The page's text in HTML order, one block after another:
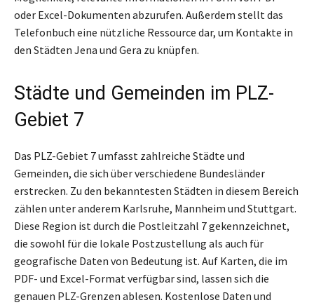
oder Excel-Dokumenten abzurufen. Außerdem stellt das
Telefonbuch eine nützliche Ressource dar, um Kontakte in
den Städten Jena und Gera zu knüpfen.
Städte und Gemeinden im PLZ-
Gebiet 7
Das PLZ-Gebiet 7 umfasst zahlreiche Städte und
Gemeinden, die sich über verschiedene Bundesländer
erstrecken. Zu den bekanntesten Städten in diesem Bereich
zählen unter anderem Karlsruhe, Mannheim und Stuttgart.
Diese Region ist durch die Postleitzahl 7 gekennzeichnet,
die sowohl für die lokale Postzustellung als auch für
geografische Daten von Bedeutung ist. Auf Karten, die im
PDF- und Excel-Format verfügbar sind, lassen sich die
genauen PLZ-Grenzen ablesen. Kostenlose Daten und